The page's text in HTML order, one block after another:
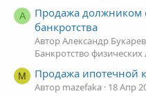
А
Продажа должником
банкротства
Автор Александр Букарев
Банкротство физических
M Продажа ипотечной
Автор mazefaka 18 Апр